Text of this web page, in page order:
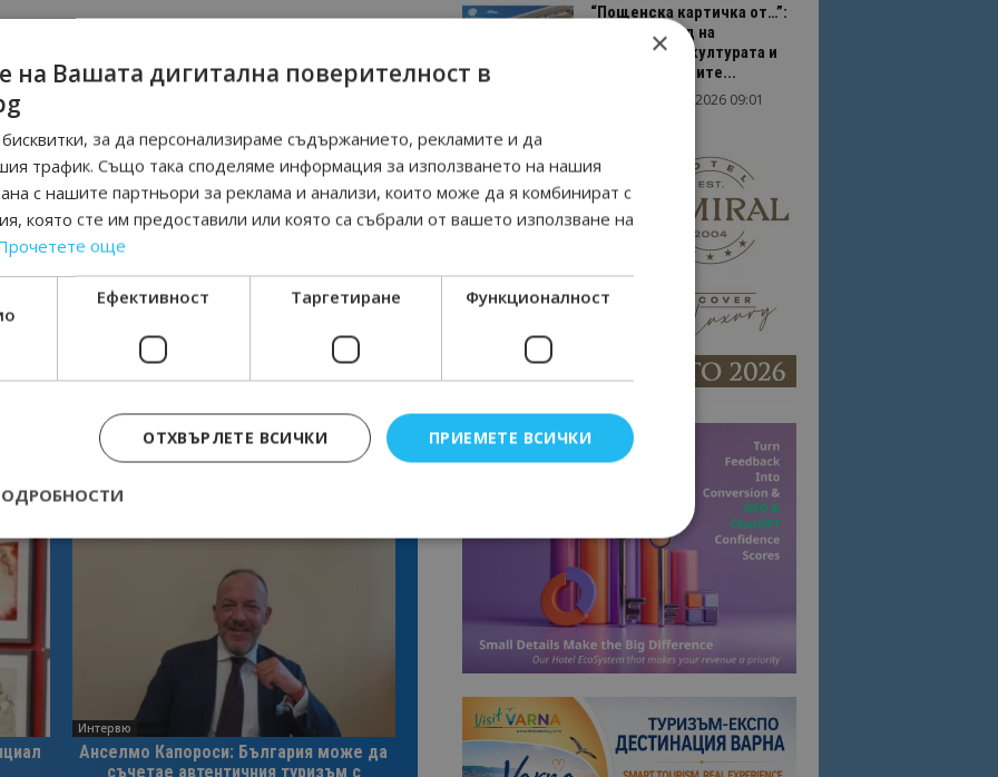
Интервю
Анселмо Капороси: България може да
съчетае автентичния туризъм с
“Пощенска картичка от…”:
Перник – град на
традициите, културата и
вдъхновяващите...
17/06/2026 09:01
×
на Вашата дигитална поверителност в
за да персонализираме съдържанието, рекламите и да
трафик. Също така споделяме информация за използването на нашия
с нашите партньори за реклама и анализи, които може да я комбинират с
която сте им предоставили или която са събрали от вашето използване на
още
Ефективност Таргетиране Функционалност
ПРИЕМЕТЕ ВСИЧКИ
ОТХВЪРЛЕТЕ ВСИЧКИ
Ефективност
бисквитки позволяват основната функционалност на уебсайта, като потребителско влизане и
Уебсайтът не може да се използва правилно без строго необходими бисквитки.
Валиден
Описание
lisandraramos.com
bgtourism.bg
7 дни
Тази бисквитка се използва, за да запомните съгласието
на потребителя за използването на бисквитки на сайта.